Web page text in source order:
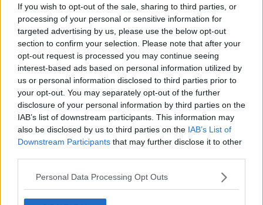
If you wish to opt-out of the sale, sharing to third parties, or
processing of your personal or sensitive information for
targeted advertising by us, please use the below opt-out
section to confirm your selection. Please note that after your
opt-out request is processed you may continue seeing
interest-based ads based on personal information utilized by
us or personal information disclosed to third parties prior to
your opt-out. You may separately opt-out of the further
disclosure of your personal information by third parties on the
IAB’s list of downstream participants. This information may
also be disclosed by us to third parties on the IAB’s List of
Downstream Participants that may further disclose it to other
Personal Data Processing Opt Outs
​Il caos libico è un pozzo senza fine
Erdoğan e l'informazione
Crisi Corona, crisi Johnson, problemi post Brexit
Capitol Hill un anno dopo
Desmond Tutu "la voce dei senza voce"
Natale da incubo per Boris Johnson
La questione Ucraina
Cipro, un ponte dove si mischiano le culture
Una vigilia di Natale per un nuovo Rais
La questione israelo-palestinese ignorata dal G20
Erdogan continua a sfidare l'Occidente
Libano, collasso economico e guerra civile
Johnson, da Trump a Biden alla Brexit
L'AUKUS e il Quad
Papa Bergoglio vedrà Viktor Orbán